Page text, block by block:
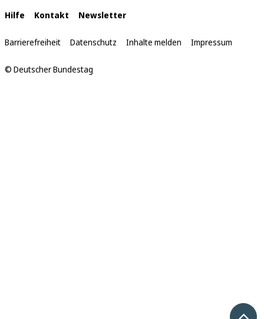
Interne
Links
Hilfe Kontakt Newsletter
Barrierefreiheit Datenschutz Inhalte melden Impressum
© Deutscher Bundestag